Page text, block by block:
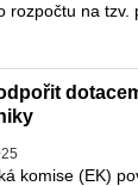
rozpočtu na tzv.
komise (EK)